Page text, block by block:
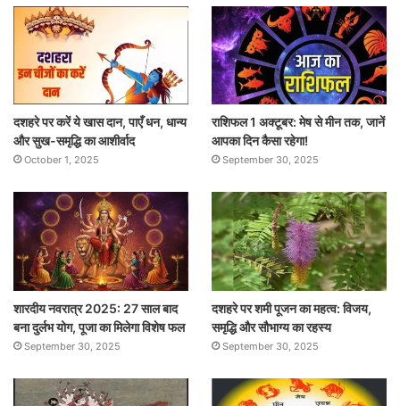
दशहरे पर करें ये खास दान, पाएँ धन, धान्य
और सुख-समृद्धि का आशीर्वाद
October 1, 2025
राशिफल 1 अक्टूबर: मेष से मीन तक, जानें
आपका दिन कैसा रहेगा!
September 30, 2025
शारदीय नवरात्र 2025: 27 साल बाद
बना दुर्लभ योग, पूजा का मिलेगा विशेष फल
September 30, 2025
दशहरे पर शमी पूजन का महत्व: विजय,
समृद्धि और सौभाग्य का रहस्य
September 30, 2025